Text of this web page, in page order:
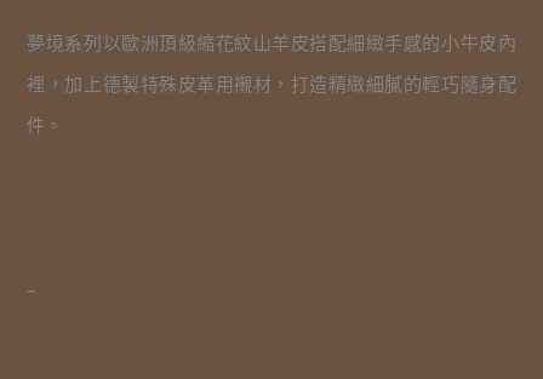
夢境系列以歐洲頂級縮花紋山羊皮搭配細緻手感的小牛皮內
裡，加上德製特殊皮革用襯材，打造精緻細膩的輕巧隨身配
件。
–